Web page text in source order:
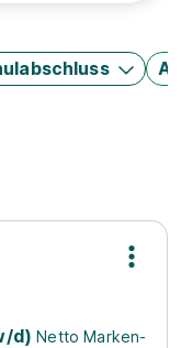
d) Netto Marken-